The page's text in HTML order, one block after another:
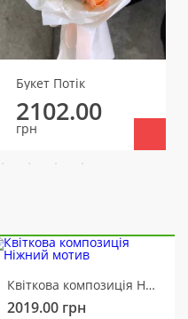
Букет Потік
2102.00
грн
Квіткова композиція Ніжний мотив
2019.00 грн